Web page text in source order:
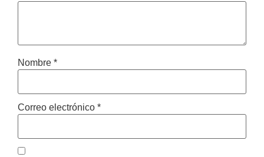
Nombre *
Correo electrónico *